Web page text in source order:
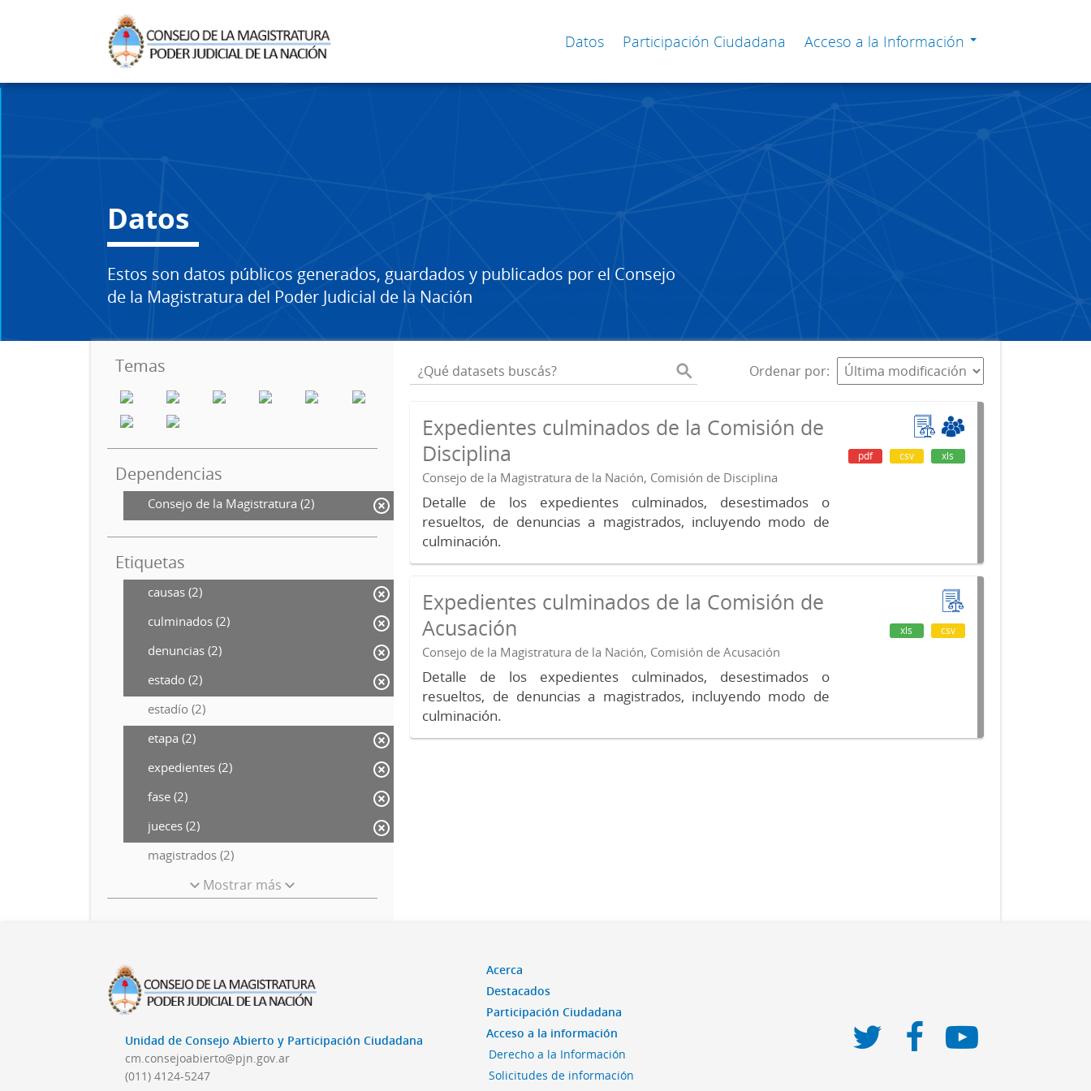
Datos Participación Ciudadana Acceso a la Información
Datos
Estos son datos públicos generados, guardados y publicados por el Consejo
de la Magistratura del Poder Judicial de la Nación
Temas
Dependencias
Consejo de la Magistratura (2)
Etiquetas
causas (2)
culminados (2)
denuncias (2)
estado (2)
estadío (2)
etapa (2)
expedientes (2)
fase (2)
jueces (2)
magistrados (2)
Mostrar más
Ordenar por
Expedientes culminados de la Comisión de
Disciplina
Consejo de la Magistratura de la Nación, Comisión de Disciplina
Detalle de los expedientes culminados, desestimados o
resueltos, de denuncias a magistrados, incluyendo modo de
culminación.
pdf csv xls
Expedientes culminados de la Comisión de
Acusación
Consejo de la Magistratura de la Nación, Comisión de Acusación
Detalle de los expedientes culminados, desestimados o
resueltos, de denuncias a magistrados, incluyendo modo de
culminación.
xls csv
Unidad de Consejo Abierto y Participación Ciudadana
cm.consejoabierto@pjn.gov.ar
(011) 4124-5247
Acerca
Destacados
Participación Ciudadana
Acceso a la información
Derecho a la Información
Solicitudes de información